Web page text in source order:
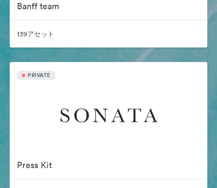
Banff team
139アセット
PRIVATE
Press Kit